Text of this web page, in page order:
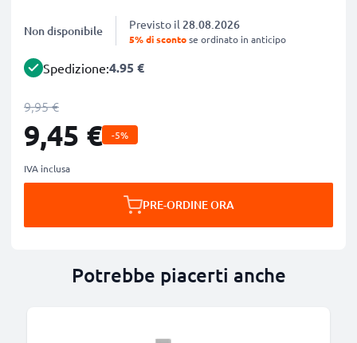
Non disponibile Previsto il 28.08.2026
5% di scontose ordinato in anticipo
Spedizione:4.95 €
9,95 €
9,45 € -5%
IVA inclusa
PRE-ORDINE ORA
Potrebbe piacerti anche